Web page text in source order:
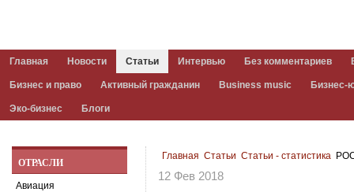
Главная Новости Статьи Интервью Без комментариев
Бизнес и право Активный гражданин Business music Бизнес-
Эко-бизнес Блоги
Главная Статьи Статьи - статистика
12 Фев 2018
ОТРАСЛИ
Авиация